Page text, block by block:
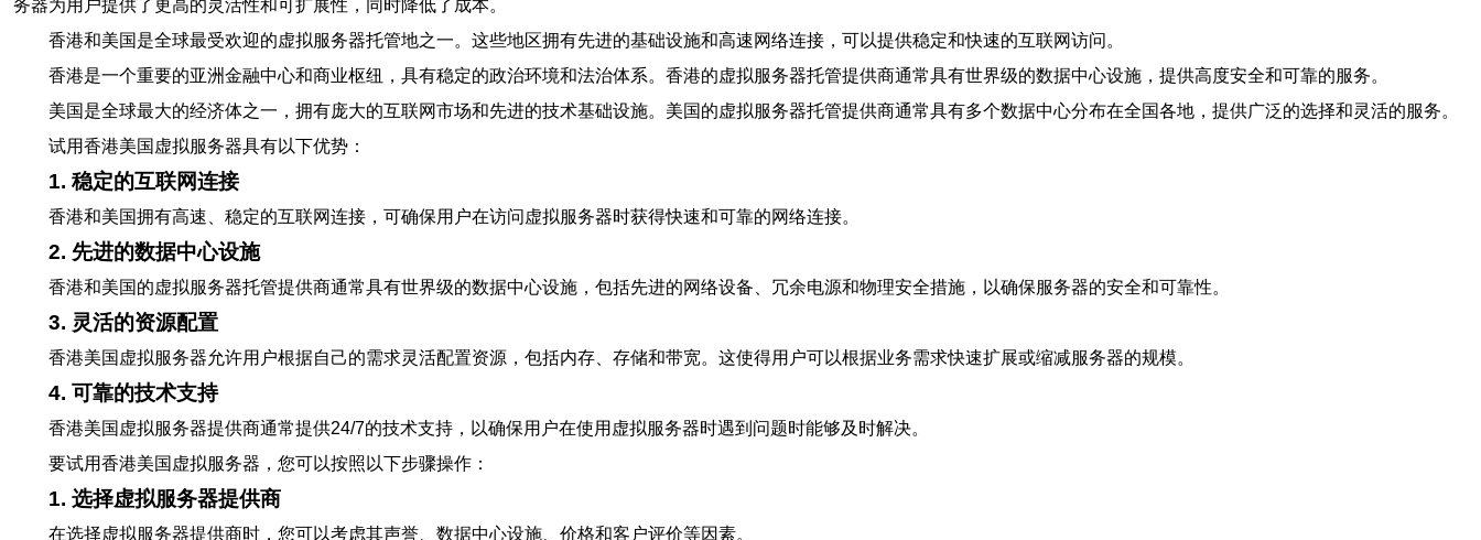
务器为用户提供了更高的灵活性和可扩展性，同时降低了成本。
香港和美国是全球最受欢迎的虚拟服务器托管地之一。这些地区拥有先进的基础设施和高速网络连接，可以提供稳定和快速的互联网访问。
香港是一个重要的亚洲金融中心和商业枢纽，具有稳定的政治环境和法治体系。香港的虚拟服务器托管提供商通常具有世界级的数据中心设施，提供高度安全和可靠的服务。
美国是全球最大的经济体之一，拥有庞大的互联网市场和先进的技术基础设施。美国的虚拟服务器托管提供商通常具有多个数据中心分布在全国各地，提供广泛的选择和灵活的服务。
试用香港美国虚拟服务器具有以下优势：
1. 稳定的互联网连接
香港和美国拥有高速、稳定的互联网连接，可确保用户在访问虚拟服务器时获得快速和可靠的网络连接。
2. 先进的数据中心设施
香港和美国的虚拟服务器托管提供商通常具有世界级的数据中心设施，包括先进的网络设备、冗余电源和物理安全措施，以确保服务器的安全和可靠性。
3. 灵活的资源配置
香港美国虚拟服务器允许用户根据自己的需求灵活配置资源，包括内存、存储和带宽。这使得用户可以根据业务需求快速扩展或缩减服务器的规模。
4. 可靠的技术支持
香港美国虚拟服务器提供商通常提供24/7的技术支持，以确保用户在使用虚拟服务器时遇到问题时能够及时解决。
要试用香港美国虚拟服务器，您可以按照以下步骤操作：
1. 选择虚拟服务器提供商
在选择虚拟服务器提供商时，您可以考虑其声誉、数据中心设施、价格和客户评价等因素。